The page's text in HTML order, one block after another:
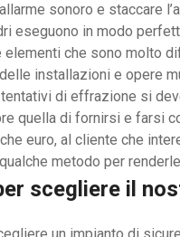
sonoro e staccare
eseguono in modo
elementi che sono molto
installazioni e opere
di effrazione si
quella di fornirsi e farsi
euro, al cliente che
metodo per
scegliere il